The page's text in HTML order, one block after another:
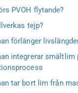
PVOH flytande?
tejp?
förlänger
integrerar smältlim
tar bort lim från